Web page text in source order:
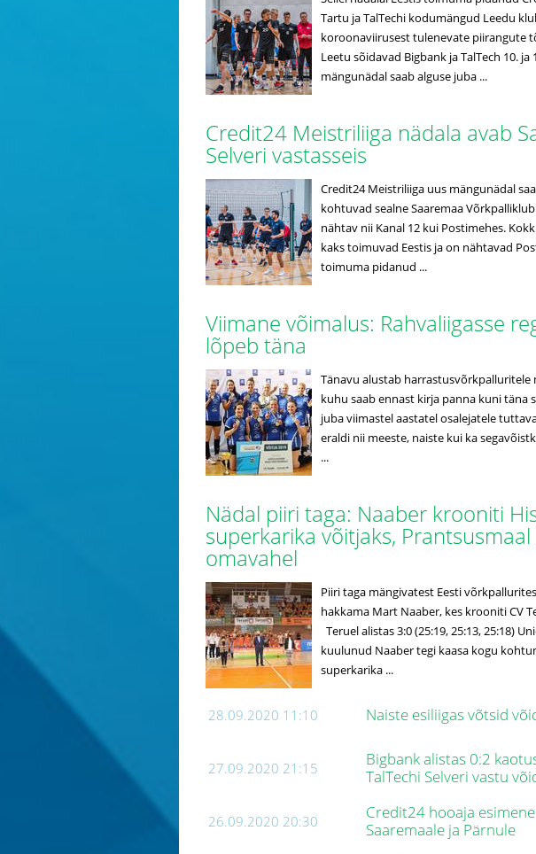
Tartu ja TalTechi kodumängud Leedu
koroonaviirusest tulenevate piirangute
Leetu sõidavad Bigbank ja TalTech 10.
mängunädal saab alguse juba ...
Credit24 Meistriliiga nädala avab
Selveri vastasseis
Credit24 Meistriliiga uus mängunädal
kohtuvad sealne Saaremaa
nähtav nii Kanal 12 kui Postimehes.
kaks toimuvad Eestis ja on nähtavad
toimuma pidanud ...
Viimane võimalus: Rahvaliigasse
lõpeb täna
Tänavu alustab harrastusvõrkpalluritele
kuhu saab ennast kirja panna kuni
juba viimastel aastatel osalejatele
eraldi nii meeste, naiste kui ka
...
Nädal piiri taga: Naaber krooniti
superkarika võitjaks,
omavahel
Piiri taga mängivatest Eesti
hakkama Mart Naaber, kes krooniti CV
Teruel alistas 3:0 (25:19, 25:13, 25:18)
kuulunud Naaber tegi kaasa kogu
superkarika ...
28.09.2020 11:10 Naiste esiliigas võtsid
27.09.2020 21:15
Bigbank alistas 0:2
TalTechi Selveri vastu
26.09.2020 20:30
Credit24 hooaja
Saaremaale ja Pärnule